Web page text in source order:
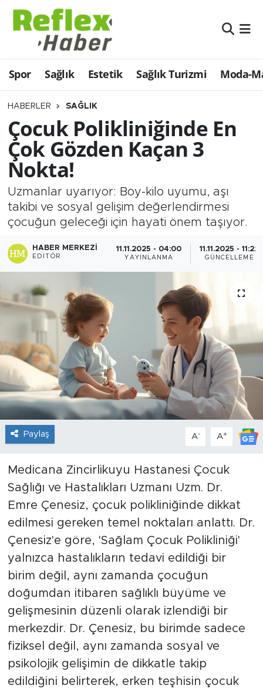
Spor Sağlık Estetik Sağlık Turizmi Moda-
HABERLER SAĞLIK
Çocuk Polikliniğinde En
Çok Gözden Kaçan 3
Nokta!
Uzmanlar uyarıyor: Boy-kilo uyumu, aşı
takibi ve sosyal gelişim değerlendirmesi
çocuğun geleceği için hayati önem taşıyor.
HABER MERKEZI
EDITÖR
11.11.2025 - 04:00
YAYINLANMA
11.11.2025 - 11:22
GÜNCELLEME
Paylaş A- A+
Medicana Zincirlikuyu Hastanesi Çocuk
Sağlığı ve Hastalıkları Uzmanı Uzm. Dr.
Emre Çenesiz, çocuk polikliniğinde dikkat
edilmesi gereken temel noktaları anlattı. Dr.
Çenesiz'e göre, 'Sağlam Çocuk Polikliniği'
yalnızca hastalıkların tedavi edildiği bir
birim değil, aynı zamanda çocuğun
doğumdan itibaren sağlıklı büyüme ve
gelişmesinin düzenli olarak izlendiği bir
merkezdir. Dr. Çenesiz, bu birimde sadece
fiziksel değil, aynı zamanda sosyal ve
psikolojik gelişimin de dikkatle takip
edildiğini belirterek, erken teşhisin çocuk
Eğitim
Estetik
Firmalardan
Güncel
İş ve Ekonomi
Moda-Magazin-Eğlence
Sağlık
Sağlık Turizmi
Sanat
Spor
Teknoloji
Nöbetçi Eczaneler
Hava Durumu
Namaz Vakitleri
Trafik Durumu
Şampiyonlar Ligi Puan Durumu ve Fikstür
Tüm Manşetler
Son Dakika Haberleri
Haber Arşivi